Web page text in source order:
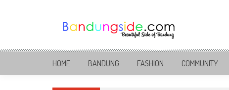
Bandung Side
Sisi Cantik Bandung
HOME BANDUNG FASHION COMMUNITY